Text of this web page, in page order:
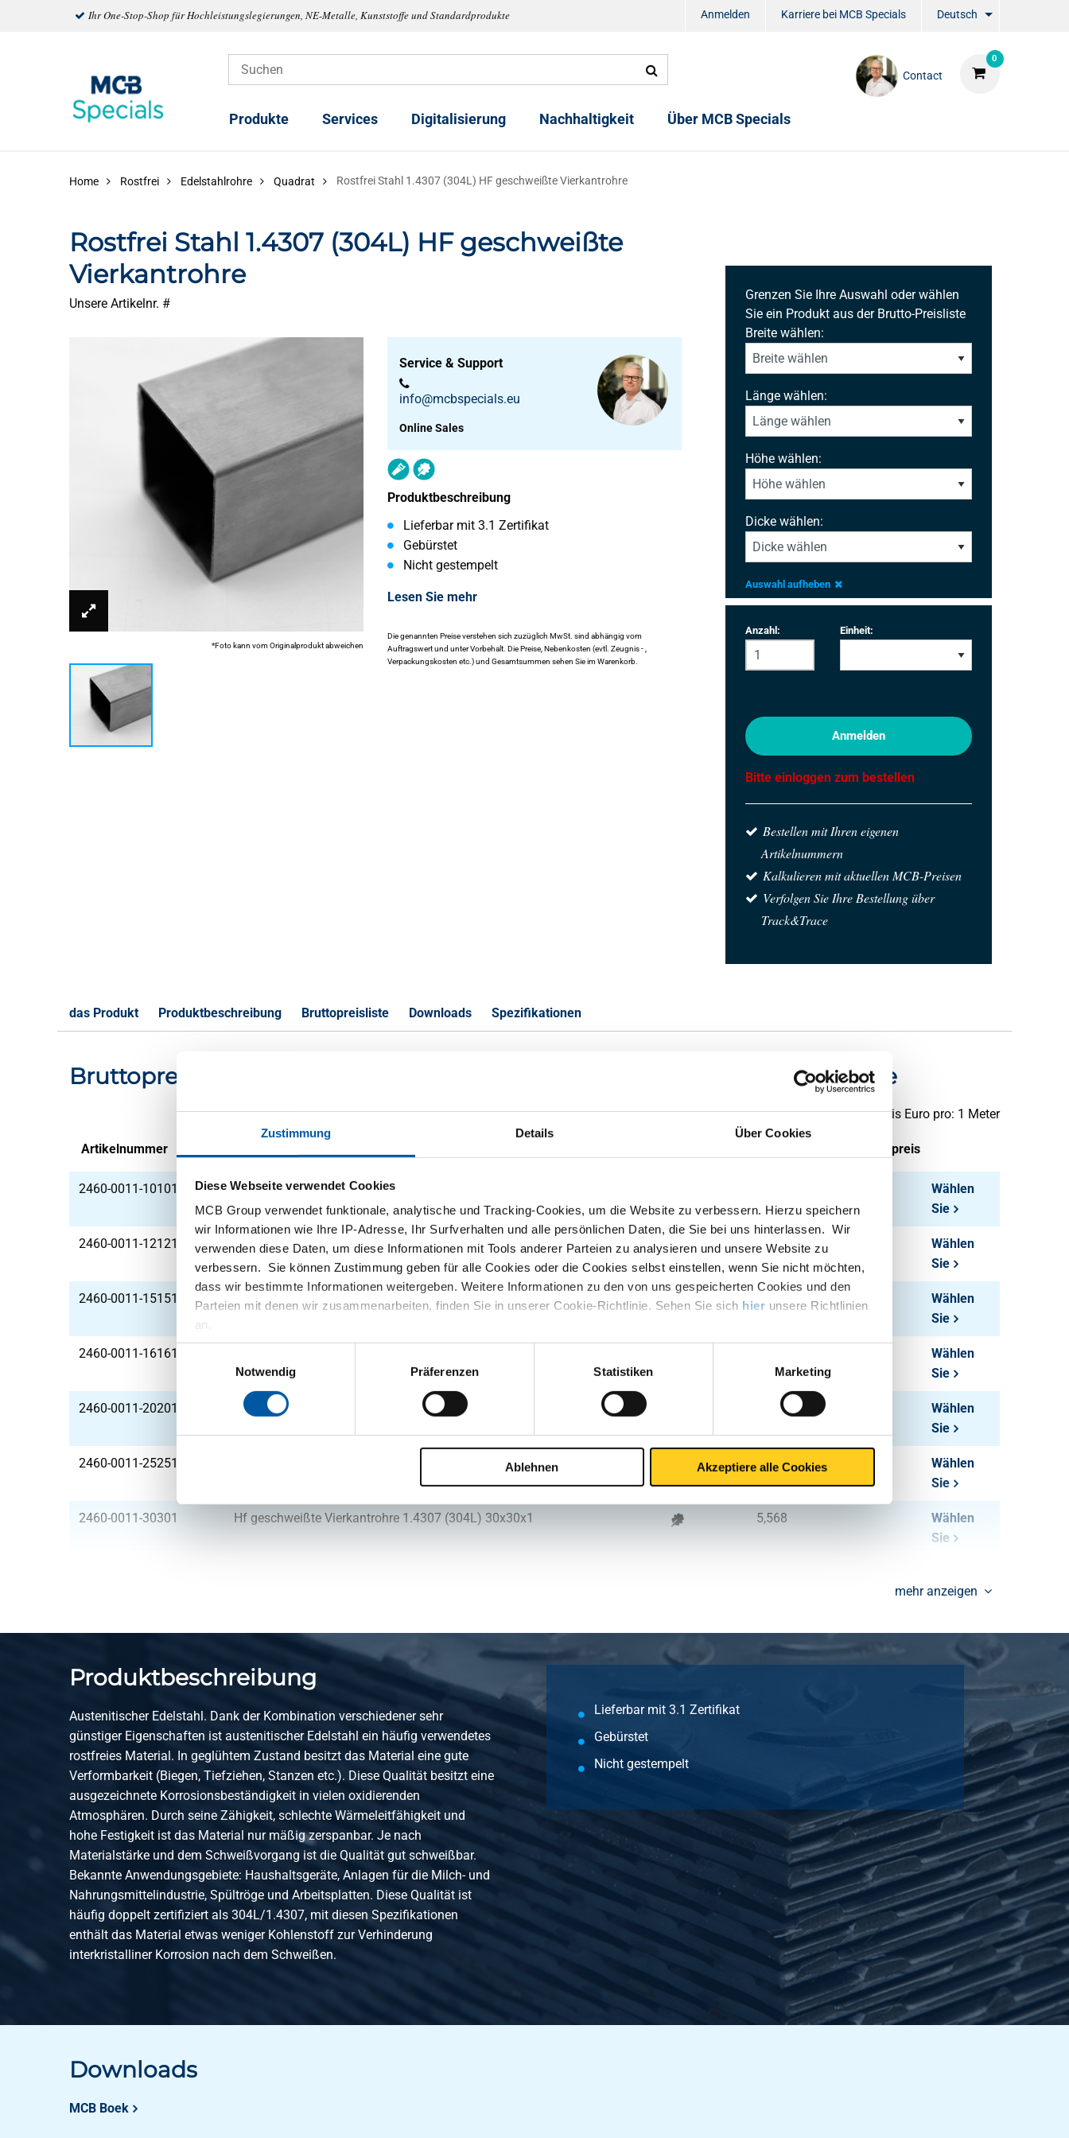
Zustimmung Details Über Cookies
Diese Webseite verwendet Cookies
MCB Group verwendet funktionale, analytische und Tracking-Cookies, um die Website zu verbessern. Hierzu speichern
wir Informationen wie Ihre IP-Adresse, Ihr Surfverhalten und alle persönlichen Daten, die Sie bei uns hinterlassen. Wir
verwenden diese Daten, um diese Informationen mit Tools anderer Parteien zu analysieren und unsere Website zu
verbessern. Sie können Zustimmung geben für alle Cookies oder die Cookies selbst einstellen, wenn Sie nicht möchten,
dass wir bestimmte Informationen weitergeben. Weitere Informationen zu den von uns gespeicherten Cookies und den
Parteien mit denen wir zusammenarbeiten, finden Sie in unserer Cookie-Richtlinie. Sehen Sie sich hier unsere Richtlinien
an.
Notwendig
Präferenzen Statistiken Marketing
Ablehnen Akzeptiere alle Cookies
Ihr One-Stop-Shop für Hochleistungslegierungen, NE-Metalle, Kunststoffe und Standardprodukte Anmelden Karriere bei MCB Specials Deutsch
0
Contact
Produkte Services Digitalisierung Nachhaltigkeit Über MCB Specials
Home Rostfrei Edelstahlrohre Quadrat Rostfrei Stahl 1.4307 (304L) HF geschweißte Vierkantrohre
Rostfrei Stahl 1.4307 (304L) HF geschweißte
Vierkantrohre
Unsere Artikelnr. #
*Foto kann vom Originalprodukt abweichen
Service & Support
info@mcbspecials.eu
Online Sales
Produktbeschreibung
Lieferbar mit 3.1 Zertifikat
Gebürstet
Nicht gestempelt
Lesen Sie mehr
Die genannten Preise verstehen sich zuzüglich MwSt. sind abhängig vom
Auftragswert und unter Vorbehalt. Die Preise, Nebenkosten (evtl. Zeugnis - ,
Verpackungskosten etc.) und Gesamtsummen sehen Sie im Warenkorb.
Grenzen Sie Ihre Auswahl oder wählen
Sie ein Produkt aus der Brutto-Preisliste
Breite wählen:
Länge wählen:
Höhe wählen:
Dicke wählen:
Auswahl aufheben
Anzahl: Einheit:
Anmelden
Bitte einloggen zum bestellen
Bestellen mit Ihren eigenen
Artikelnummern
Kalkulieren mit aktuellen MCB-Preisen
Verfolgen Sie Ihre Bestellung über
Track&Trace
das Produkt Produktbeschreibung Bruttopreisliste Downloads Spezifikationen
Bruttopreisliste: Rostfrei Stahl 1.4307 (304L) HF geschweißte Vierkantrohre
Preis Euro pro: 1 Meter
Artikelnummer Bruttopreis
2460-0011-10101 Hf geschweißte Vierkantrohre 1.4307 (304L) 10x10x1
Wählen
Sie
2460-0011-12121 Hf geschweißte Vierkantrohre 1.4307 (304L) 12x12x1 2,112
Wählen
Sie
2460-0011-15151 Hf geschweißte Vierkantrohre 1.4307 (304L) 15x15x1
Wählen
Sie
2460-0011-16161
Wählen
Sie
2460-0011-20201 Hf geschweißte Vierkantrohre 1.4307 (304L) 20x20x1 3,678
Wählen
Sie
2460-0011-25251 Hf geschweißte Vierkantrohre 1.4307 (304L) 25x25x1 4,608
Wählen
Sie
2460-0011-30301 Hf geschweißte Vierkantrohre 1.4307 (304L) 30x30x1 5,568
Wählen
Sie
Sie
2460-0011-121212 Hf geschweißte Vierkantrohre 1.4307 (304L) 12x12x1,2
2460-0011-151512 Hf geschweißte Vierkantrohre 1.4307 (304L) 15x15x1,2
Wählen
Sie
2460-0011-161612 Hf geschweißte Vierkantrohre 1.4307 (304L) 16x16x1,2
Wählen
Sie
2460-0011-202012 Hf geschweißte Vierkantrohre 1.4307 (304L) 20x20x1,2 4,374
Wählen
Sie
2460-0011-252512 Hf geschweißte Vierkantrohre 1.4307 (304L) 25x25x1,2 5,526
Wählen
Sie
2460-0011-303012 Hf geschweißte Vierkantrohre 1.4307 (304L) 30x30x1,2 6,672
Wählen
Sie
7,824
Wählen
2460-0011-404012
mehr anzeigen
Produktbeschreibung
Austenitischer Edelstahl. Dank der Kombination verschiedener sehr
günstiger Eigenschaften ist austenitischer Edelstahl ein häufig verwendetes
rostfreies Material. In geglühtem Zustand besitzt das Material eine gute
Verformbarkeit (Biegen, Tiefziehen, Stanzen etc.). Diese Qualität besitzt eine
ausgezeichnete Korrosionsbeständigkeit in vielen oxidierenden
Atmosphären. Durch seine Zähigkeit, schlechte Wärmeleitfähigkeit und
hohe Festigkeit ist das Material nur mäßig zerspanbar. Je nach
Materialstärke und dem Schweißvorgang ist die Qualität gut schweißbar.
Bekannte Anwendungsgebiete: Haushaltsgeräte, Anlagen für die Milch- und
Nahrungsmittelindustrie, Spültröge und Arbeitsplatten. Diese Qualität ist
häufig doppelt zertifiziert als 304L/1.4307, mit diesen Spezifikationen
enthält das Material etwas weniger Kohlenstoff zur Verhinderung
interkristalliner Korrosion nach dem Schweißen.
Lieferbar mit 3.1 Zertifikat
Gebürstet
Nicht gestempelt
Downloads
MCB Boek